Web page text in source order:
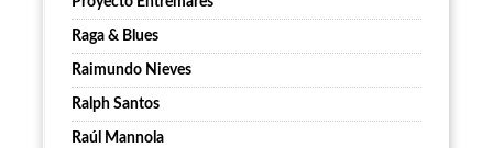
Raga & Blues
Raimundo Nieves
Ralph Santos
Raúl Mannola